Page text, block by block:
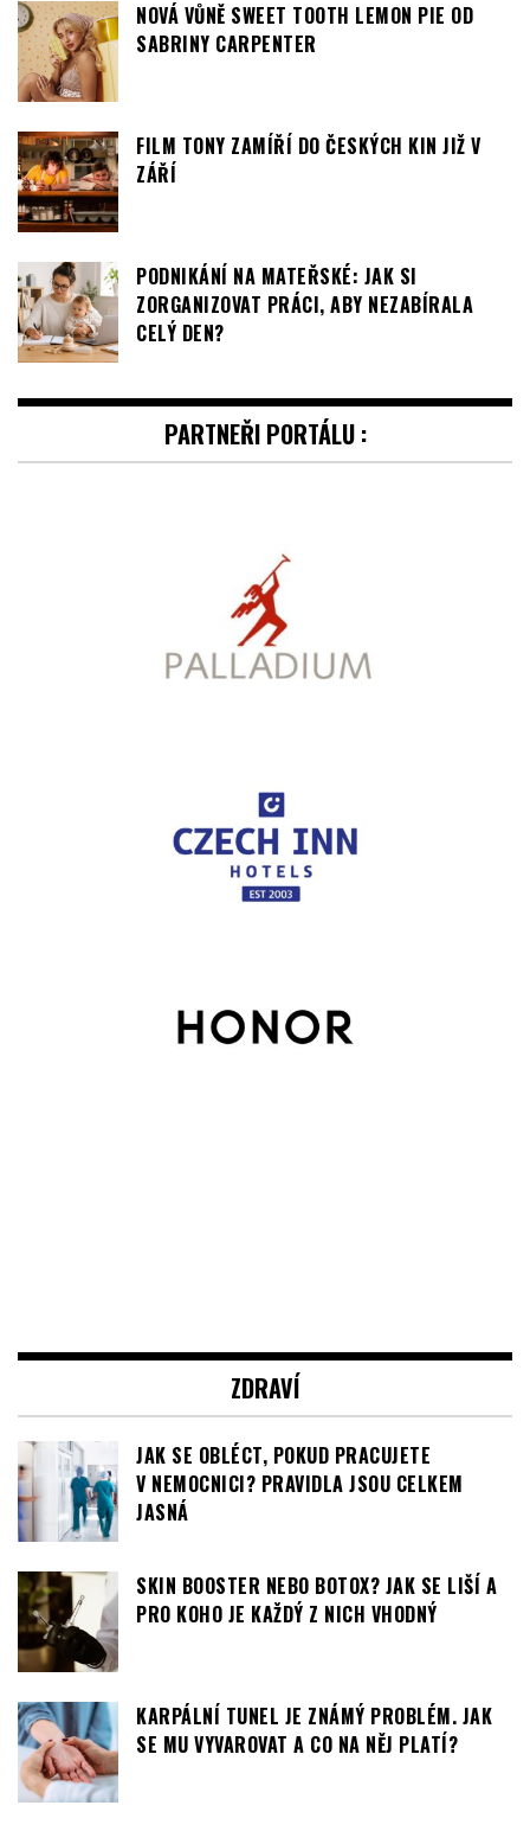
NOVÁ VŮNĚ SWEET TOOTH LEMON PIE OD
SABRINY CARPENTER
FILM TONY ZAMÍŘÍ DO ČESKÝCH KIN JIŽ V
ZÁŘÍ
PODNIKÁNÍ NA MATEŘSKÉ: JAK SI
ZORGANIZOVAT PRÁCI, ABY NEZABÍRALA
CELÝ DEN?
PARTNEŘI PORTÁLU :
ZDRAVÍ
JAK SE OBLÉCT, POKUD PRACUJETE
V NEMOCNICI? PRAVIDLA JSOU CELKEM
JASNÁ
SKIN BOOSTER NEBO BOTOX? JAK SE LIŠÍ A
PRO KOHO JE KAŽDÝ Z NICH VHODNÝ
KARPÁLNÍ TUNEL JE ZNÁMÝ PROBLÉM. JAK
SE MU VYVAROVAT A CO NA NĚJ PLATÍ?